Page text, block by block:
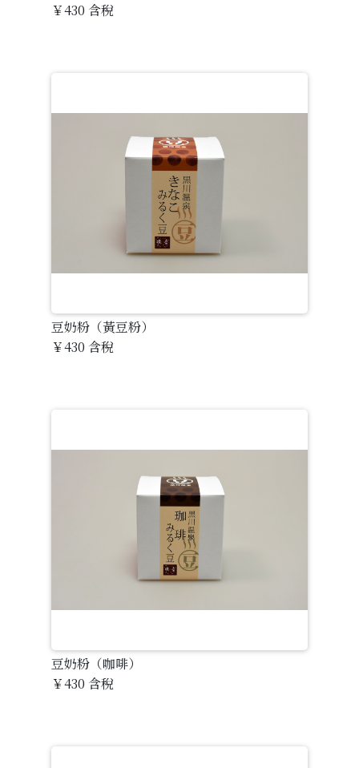
￥430 含稅
豆奶粉（黃豆粉）
￥430 含稅
豆奶粉（咖啡）
￥430 含稅